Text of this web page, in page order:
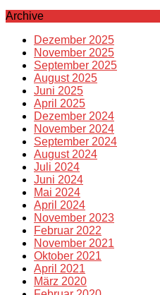
Archive
Dezember 2025
November 2025
September 2025
August 2025
Juni 2025
April 2025
Dezember 2024
November 2024
September 2024
August 2024
Juli 2024
Juni 2024
Mai 2024
April 2024
November 2023
Februar 2022
November 2021
Oktober 2021
April 2021
März 2020